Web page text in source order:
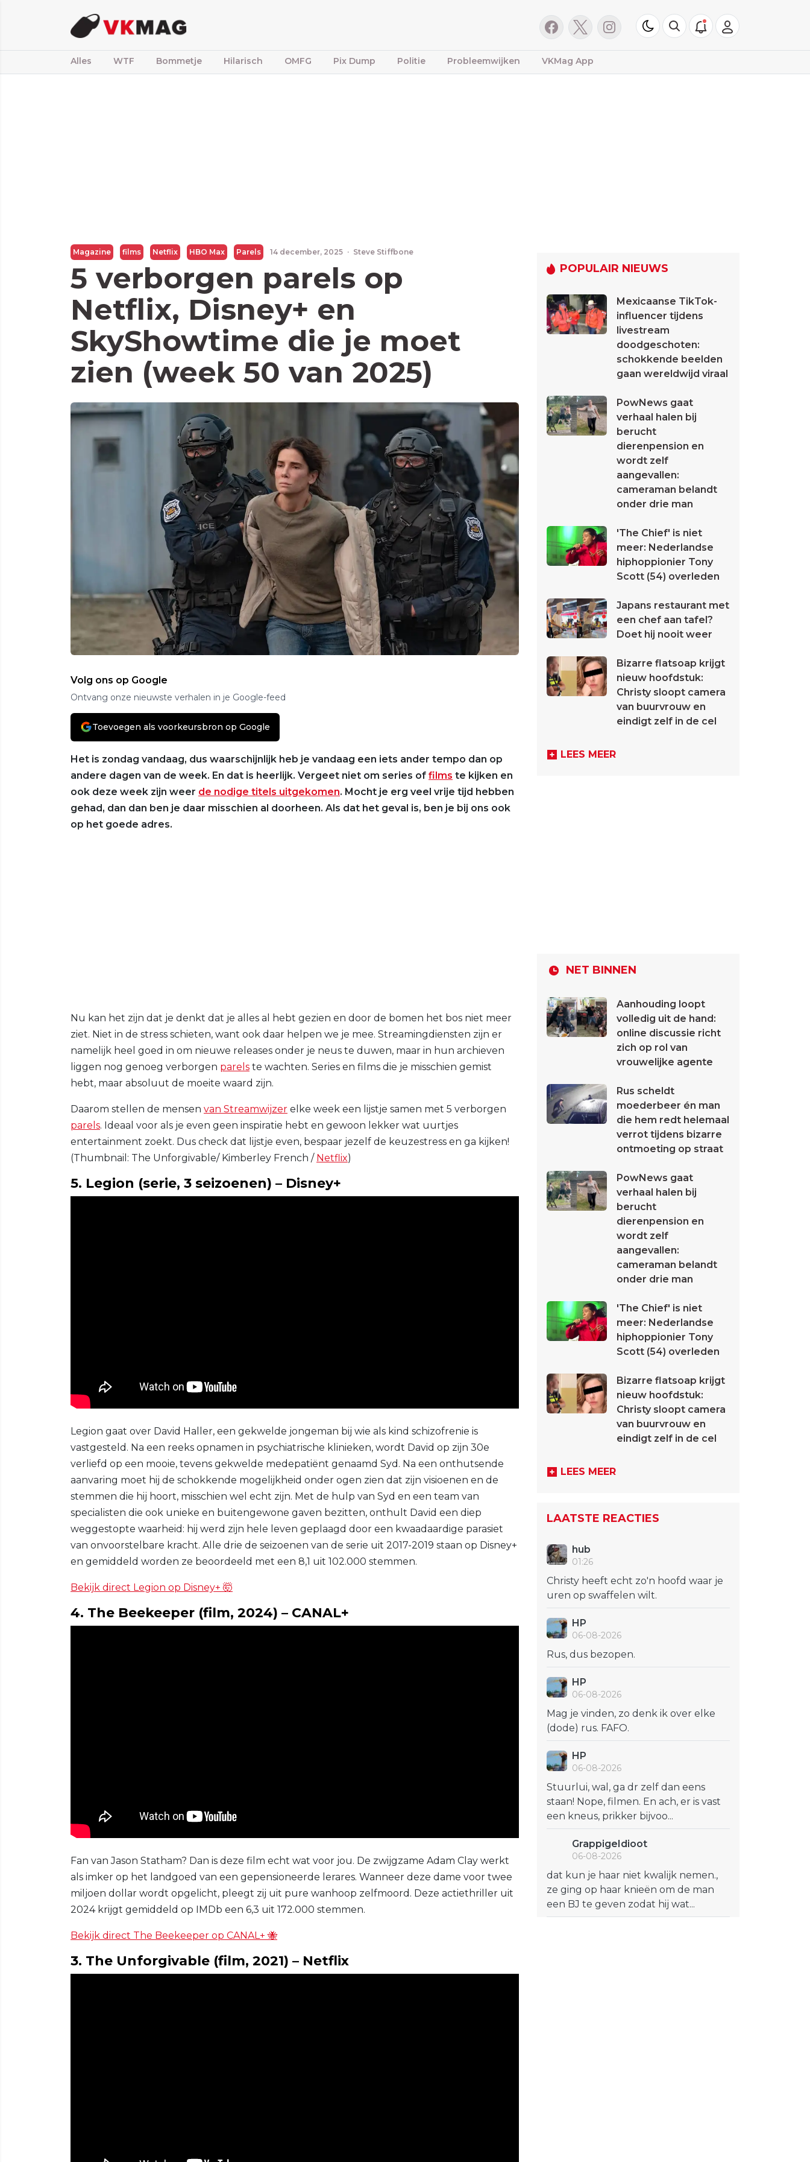
Alles WTF Bommetje Hilarisch OMFG Pix Dump Politie Probleemwijken VKMag App
Magazine films Netflix HBO Max Parels 14 december, 2025 · Steve Stiffbone
5 verborgen parels op
Netflix, Disney+ en
SkyShowtime die je moet
zien (week 50 van 2025)
Volg ons op Google
Ontvang onze nieuwste verhalen in je Google-feed
Toevoegen als voorkeursbron op Google
Het is zondag vandaag, dus waarschijnlijk heb je vandaag een iets ander tempo dan op
andere dagen van de week. En dat is heerlijk. Vergeet niet om series of films te kijken en
ook deze week zijn weer de nodige titels uitgekomen. Mocht je erg veel vrije tijd hebben
gehad, dan dan ben je daar misschien al doorheen. Als dat het geval is, ben je bij ons ook
op het goede adres.
Nu kan het zijn dat je denkt dat je alles al hebt gezien en door de bomen het bos niet meer
ziet. Niet in de stress schieten, want ook daar helpen we je mee. Streamingdiensten zijn er
namelijk heel goed in om nieuwe releases onder je neus te duwen, maar in hun archieven
liggen nog genoeg verborgen parels te wachten. Series en films die je misschien gemist
hebt, maar absoluut de moeite waard zijn.
Daarom stellen de mensen van Streamwijzer elke week een lijstje samen met 5 verborgen
parels. Ideaal voor als je even geen inspiratie hebt en gewoon lekker wat uurtjes
entertainment zoekt. Dus check dat lijstje even, bespaar jezelf de keuzestress en ga kijken!
(Thumbnail: The Unforgivable/ Kimberley French / Netflix)
5. Legion (serie, 3 seizoenen) – Disney+
Legion gaat over David Haller, een gekwelde jongeman bij wie als kind schizofrenie is
vastgesteld. Na een reeks opnamen in psychiatrische klinieken, wordt David op zijn 30e
verliefd op een mooie, tevens gekwelde medepatiënt genaamd Syd. Na een onthutsende
aanvaring moet hij de schokkende mogelijkheid onder ogen zien dat zijn visioenen en de
stemmen die hij hoort, misschien wel echt zijn. Met de hulp van Syd en een team van
specialisten die ook unieke en buitengewone gaven bezitten, onthult David een diep
weggestopte waarheid: hij werd zijn hele leven geplaagd door een kwaadaardige parasiet
van onvoorstelbare kracht. Alle drie de seizoenen van de serie uit 2017-2019 staan op Disney+
en gemiddeld worden ze beoordeeld met een 8,1 uit 102.000 stemmen.
Bekijk direct Legion op Disney+ 🤯
4. The Beekeeper (film, 2024) – CANAL+
Fan van Jason Statham? Dan is deze film echt wat voor jou. De zwijgzame Adam Clay werkt
als imker op het landgoed van een gepensioneerde lerares. Wanneer deze dame voor twee
miljoen dollar wordt opgelicht, pleegt zij uit pure wanhoop zelfmoord. Deze actiethriller uit
2024 krijgt gemiddeld op IMDb een 6,3 uit 172.000 stemmen.
Bekijk direct The Beekeeper op CANAL+ 🐝
3. The Unforgivable (film, 2021) – Netflix
POPULAIR NIEUWS
Mexicaanse TikTok-
influencer tijdens
livestream
doodgeschoten:
schokkende beelden
gaan wereldwijd viraal
PowNews gaat
verhaal halen bij
berucht
dierenpension en
wordt zelf
aangevallen:
cameraman belandt
onder drie man
'The Chief' is niet
meer: Nederlandse
hiphoppionier Tony
Scott (54) overleden
Japans restaurant met
een chef aan tafel?
Doet hij nooit weer
Bizarre flatsoap krijgt
nieuw hoofdstuk:
Christy sloopt camera
van buurvrouw en
eindigt zelf in de cel
LEES MEER
NET BINNEN
Aanhouding loopt
volledig uit de hand:
online discussie richt
zich op rol van
vrouwelijke agente
Rus scheldt
moederbeer én man
die hem redt helemaal
verrot tijdens bizarre
ontmoeting op straat
PowNews gaat
verhaal halen bij
berucht
dierenpension en
wordt zelf
aangevallen:
cameraman belandt
onder drie man
'The Chief' is niet
meer: Nederlandse
hiphoppionier Tony
Scott (54) overleden
Bizarre flatsoap krijgt
nieuw hoofdstuk:
Christy sloopt camera
van buurvrouw en
eindigt zelf in de cel
LEES MEER
LAATSTE REACTIES
hub
01:26
Christy heeft echt zo'n hoofd waar je
uren op swaffelen wilt.
HP
06-08-2026
Rus, dus bezopen.
HP
06-08-2026
Mag je vinden, zo denk ik over elke
(dode) rus. FAFO.
HP
06-08-2026
Stuurlui, wal, ga dr zelf dan eens
staan! Nope, filmen. En ach, er is vast
een kneus, prikker bijvoo...
GrappigeIdioot
06-08-2026
dat kun je haar niet kwalijk nemen.,
ze ging op haar knieën om de man
een BJ te geven zodat hij wat...